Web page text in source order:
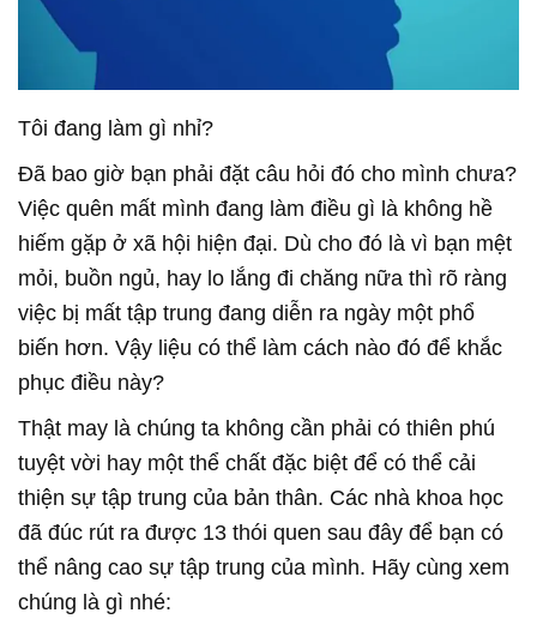
Tôi đang làm gì nhỉ?
Đã bao giờ bạn phải đặt câu hỏi đó cho mình chưa?
Việc quên mất mình đang làm điều gì là không hề
hiếm gặp ở xã hội hiện đại. Dù cho đó là vì bạn mệt
mỏi, buồn ngủ, hay lo lắng đi chăng nữa thì rõ ràng
việc bị mất tập trung đang diễn ra ngày một phổ
biến hơn. Vậy liệu có thể làm cách nào đó để khắc
phục điều này?
Thật may là chúng ta không cần phải có thiên phú
tuyệt vời hay một thể chất đặc biệt để có thể cải
thiện sự tập trung của bản thân. Các nhà khoa học
đã đúc rút ra được 13 thói quen sau đây để bạn có
thể nâng cao sự tập trung của mình. Hãy cùng xem
chúng là gì nhé: